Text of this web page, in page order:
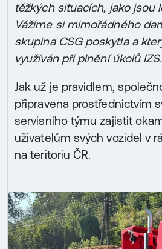
těžkých situacích, jako jsou
Vážíme si mimořádného
skupina CSG poskytla a
využíván při plnění úkolů
Jak už je pravidlem,
připravena prostřednictvím
servisního týmu zajistit
uživatelům svých vozidel v
na teritoriu ČR.